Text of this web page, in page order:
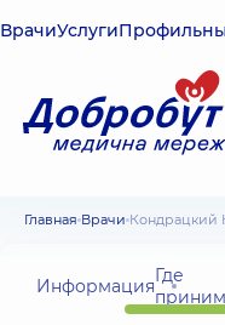
ВрачиУслуги
Главная Врачи
ИнформацияГде